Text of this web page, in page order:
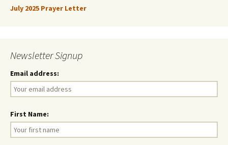
July 2025 Prayer Letter
Newsletter Signup
Email address:
First Name: